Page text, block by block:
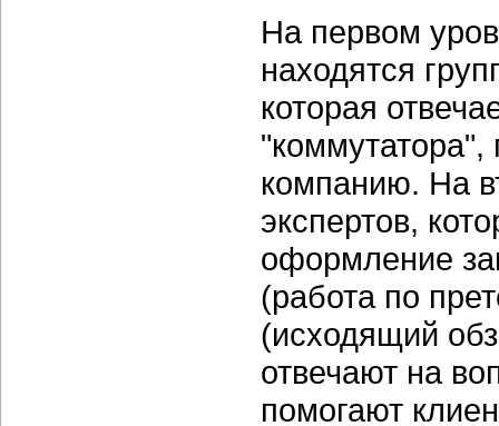
На первом
находятся
которая
компанию. На
экспертов,
оформление
(работа по
(исходящий
отвечают на
помогают